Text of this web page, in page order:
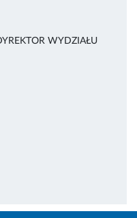
WYDZIAŁU